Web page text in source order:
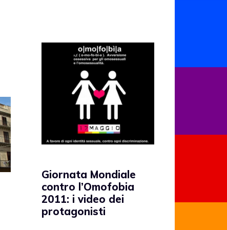
Giornata Mondiale
contro l’Omofobia
2011: i video dei
protagonisti